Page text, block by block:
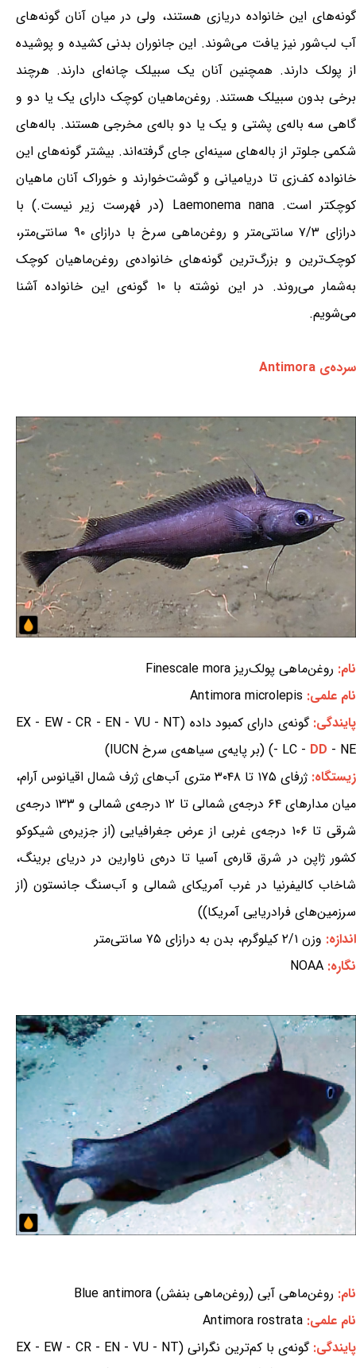
گونه‌های این خانواده دریازی هستند، ولی در میان آنان گونه‌های
آب لب‌شور نیز یافت می‌شوند. این جانوران بدنی کشیده و پوشیده
از پولک دارند. همچنین آنان یک سبیلک چانه‌ای دارند. هرچند
برخی بدون سبیلک هستند. روغن‌ماهیان کوچک دارای یک یا دو و
گاهی سه باله‌ی پشتی و یک یا دو باله‌ی مخرجی هستند. باله‌های
شکمی جلوتر از باله‌های سینه‌ای جای گرفته‌اند. بیشتر گونه‌های این
خانواده کف‌زی تا دریامیانی و گوشت‌خوارند و خوراک آنان ماهیان
کوچکتر است. Laemonema nana (در فهرست زیر نیست.) با
درازای ۷/۳ سانتی‌متر و روغن‌ماهی سرخ با درازای ۹۰ سانتی‌متر،
کوچک‌ترین و بزرگ‌ترین گونه‌های خانواده‌ی روغن‌ماهیان کوچک
به‌شمار می‌روند. در این نوشته با ۱۰ گونه‌ی این خانواده آشنا
می‌شویم.
سرده‌ی Antimora
نام: روغن‌ماهی پولک‌ریز Finescale mora
نام علمی: Antimora microlepis
پایندگی:
گونه‌ی دارای کمبود داده (EX - EW - CR - EN - VU - NT
- LC - DD - NE) (بر پایه‌ی سیاهه‌ی سرخ IUCN)
زیستگاه:
ژرفای ۱۷۵ تا ۳۰۴۸ متری آب‌های ژرف شمال اقیانوس آرام،
میان مدارهای ۶۴ درجه‌ی شمالی تا ۱۲ درجه‌ی شمالی و ۱۳۳ درجه‌ی
شرقی تا ۱۰۶ درجه‌ی غربی از عرض جغرافیایی (از جزیره‌ی شیکوکو
کشور ژاپن در شرق قاره‌ی آسیا تا دره‌ی ناوارین در دریای برینگ،
شاخاب کالیفرنیا در غرب آمریکای شمالی و آب‌سنگ جانستون (از
سرزمین‌های فرادریایی آمریکا))
اندازه: وزن ۲/۱ کیلوگرم، بدن به درازای ۷۵ سانتی‌متر
نگاره: NOAA
نام: روغن‌ماهی آبی (روغن‌ماهی بنفش) Blue antimora
نام علمی: Antimora rostrata
پایندگی:
گونه‌ی با کم‌ترین نگرانی (EX - EW - CR - EN - VU - NT